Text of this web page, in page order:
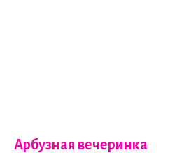
Арбузная вечеринка